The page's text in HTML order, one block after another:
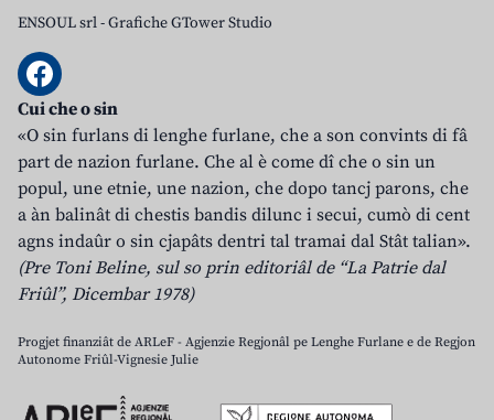
ENSOUL srl-Grafiche GTower Studio
Cui che o sin
«O sin furlans di lenghe furlane, che a son convints di fâ
part de nazion furlane. Che al è come dî che o sin un
popul, une etnie, une nazion, che dopo tancj parons, che
a àn balinât di chestis bandis dilunc i secui, cumò di cent
agns indaûr o sin cjapâts dentri tal tramai dal Stât talian».
(Pre Toni Beline, sul so prin editoriâl de “La Patrie dal
Friûl”, Dicembar 1978)
Progjet finanziât de ARLeF - Agjenzie Regjonâl pe Lenghe Furlane e de Regjon
Autonome Friûl-Vignesie Julie